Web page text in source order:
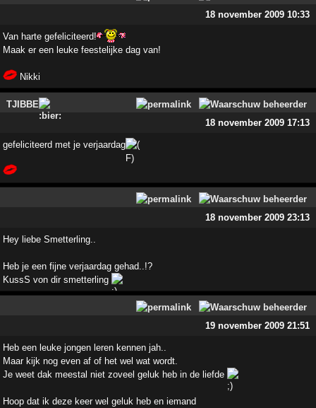
18 november 2009 10:33
Van harte gefeliciteerd!
Maak er een leuke feestelijke dag van!
Nikki
TJIBBE
18 november 2009 17:13
gefeliciteerd met je verjaardag
18 november 2009 23:13
Hey liebe Smetterling..
Heb je een fijne verjaardag gehad..!?
KussS von dir smetterling
19 november 2009 21:51
Heb een leuke jongen leren kennen jah..
Maar kijk nog even af of het wel wat wordt.
Je weet dak meestal niet zoveel geluk heb in de liefde
Hoop dat ik deze keer wel geluk heb en iemand